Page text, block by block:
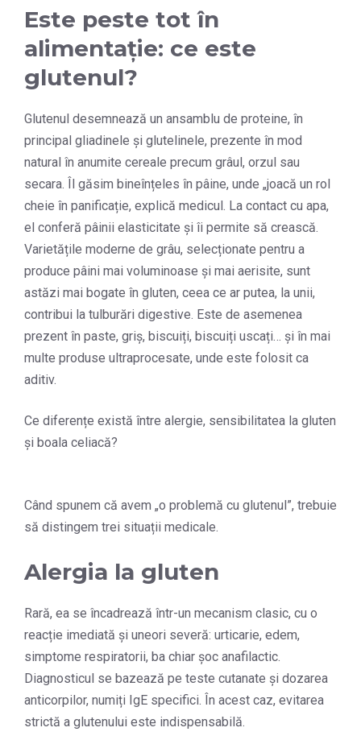
Este peste tot în
alimentație: ce este
glutenul?
Glutenul desemnează un ansamblu de proteine, în
principal gliadinele și glutelinele, prezente în mod
natural în anumite cereale precum grâul, orzul sau
secara. Îl găsim bineînțeles în pâine, unde „joacă un rol
cheie în panificație, explică medicul. La contact cu apa,
el conferă pâinii elasticitate și îi permite să crească.
Varietățile moderne de grâu, selecționate pentru a
produce pâini mai voluminoase și mai aerisite, sunt
astăzi mai bogate în gluten, ceea ce ar putea, la unii,
contribui la tulburări digestive. Este de asemenea
prezent în paste, griș, biscuiți, biscuiți uscați… și în mai
multe produse ultraprocesate, unde este folosit ca
aditiv.
Ce diferențe există între alergie, sensibilitatea la gluten
și boala celiacă?
Când spunem că avem „o problemă cu glutenul”, trebuie
să distingem trei situații medicale.
Alergia la gluten
Rară, ea se încadrează într-un mecanism clasic, cu o
reacție imediată și uneori severă: urticarie, edem,
simptome respiratorii, ba chiar șoc anafilactic.
Diagnosticul se bazează pe teste cutanate și dozarea
anticorpilor, numiți IgE specifici. În acest caz, evitarea
strictă a glutenului este indispensabilă.